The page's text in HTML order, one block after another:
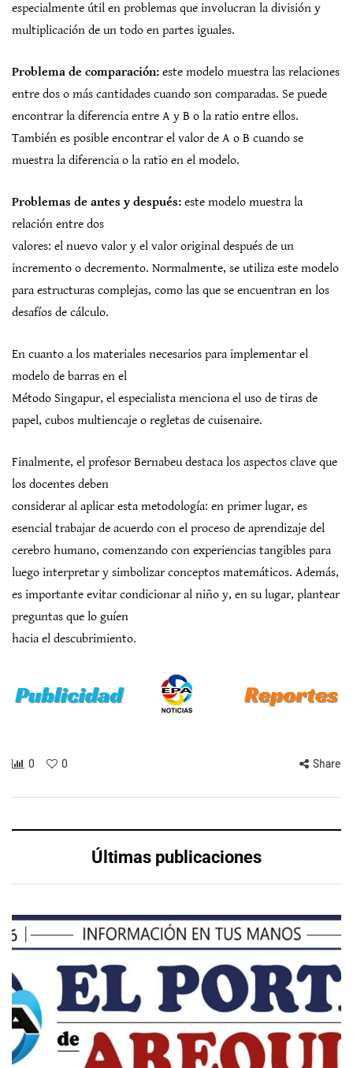
especialmente útil en problemas que involucran la división y
multiplicación de un todo en partes iguales.
Problema de comparación: este modelo muestra las relaciones
entre dos o más cantidades cuando son comparadas. Se puede
encontrar la diferencia entre A y B o la ratio entre ellos.
También es posible encontrar el valor de A o B cuando se
muestra la diferencia o la ratio en el modelo.
Problemas de antes y después: este modelo muestra la
relación entre dos
valores: el nuevo valor y el valor original después de un
incremento o decremento. Normalmente, se utiliza este modelo
para estructuras complejas, como las que se encuentran en los
desafíos de cálculo.
En cuanto a los materiales necesarios para implementar el
modelo de barras en el
Método Singapur, el especialista menciona el uso de tiras de
papel, cubos multiencaje o regletas de cuisenaire.
Finalmente, el profesor Bernabeu destaca los aspectos clave que
los docentes deben
considerar al aplicar esta metodología: en primer lugar, es
esencial trabajar de acuerdo con el proceso de aprendizaje del
cerebro humano, comenzando con experiencias tangibles para
luego interpretar y simbolizar conceptos matemáticos. Además,
es importante evitar condicionar al niño y, en su lugar, plantear
preguntas que lo guíen
hacia el descubrimiento.
0 0 Share
Últimas publicaciones